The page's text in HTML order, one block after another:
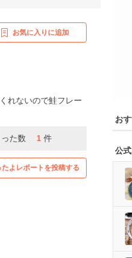
お気に入りに追加
れないので鮭フレー
た数 1 件
たよレポートを投稿する
お
公